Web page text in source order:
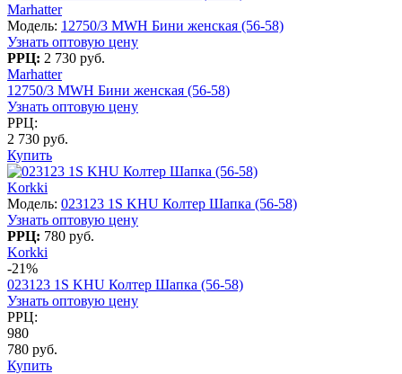
Marhatter
Модель: 12750/3 MWH Бини женская (56-58)
Узнать оптовую цену
РРЦ: 2 730 руб.
Marhatter
12750/3 MWH Бини женская (56-58)
Узнать оптовую цену
РРЦ:
2 730 руб.
Купить
Korkki
Модель: 023123 1S KHU Колтер Шапка (56-58)
Узнать оптовую цену
РРЦ: 780 руб.
Korkki
-21%
023123 1S KHU Колтер Шапка (56-58)
Узнать оптовую цену
РРЦ:
980
780 руб.
Купить